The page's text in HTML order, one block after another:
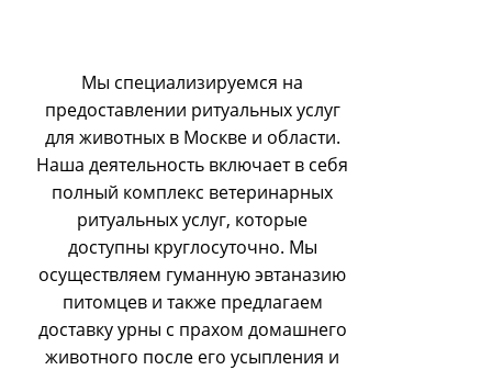
Мы специализируемся на
предоставлении ритуальных услуг
для животных в Москве и области.
Наша деятельность включает в себя
полный комплекс ветеринарных
ритуальных услуг, которые
доступны круглосуточно. Мы
осуществляем гуманную эвтаназию
питомцев и также предлагаем
доставку урны с прахом домашнего
животного после его усыпления и